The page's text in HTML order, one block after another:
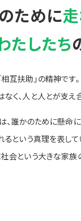
ために
たしたち
互扶助」の精神です。
く、人と人とが支え
誰かのために懸命
という真理を表して
会という大きな家族